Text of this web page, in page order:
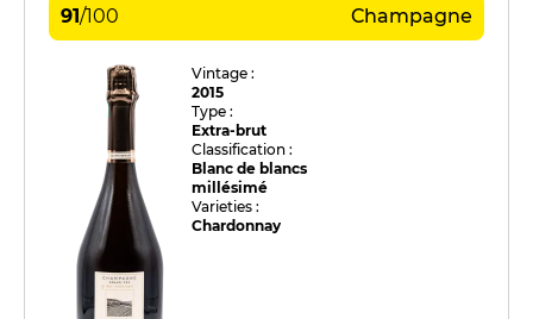
91/100 Champagne
Vintage :
2015
Type :
Extra-brut
Classification :
Blanc de blancs
millésimé
Varieties :
Chardonnay